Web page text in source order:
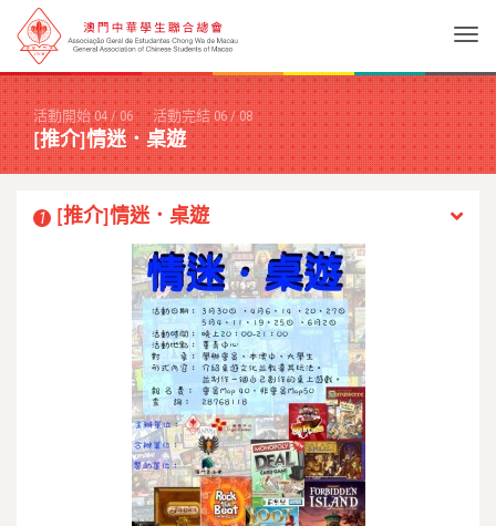
活動開始 04/06 活動完結 06/08
[推介]情迷．桌遊
1 [推介]情迷．桌遊